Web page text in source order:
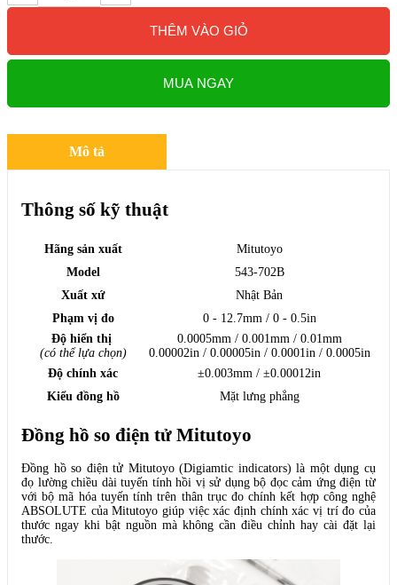
THÊM VÀO GIỎ
MUA NGAY
Mô tả
Thông số kỹ thuật
Hãng sản xuất
Mitutoyo
Model
543-702B
Xuất xứ
Nhật Bản
Phạm vị đo
0 - 12.7mm / 0 - 0.5in
Độ hiển thị
(có thể lựa chọn)
0.0005mm / 0.001mm / 0.01mm
0.00002in / 0.00005in / 0.0001in / 0.0005in
Độ chính xác
±0.003mm / ±0.00012in
Kiểu đồng hồ
Mặt lưng phẳng
Đồng hồ so điện tử Mitutoyo
Đồng hồ so điện tử Mitutoyo (Digiamtic indicators) là một dụng cụ
đọ lường chiều dài tuyến tính hồi vị sử dụng bộ đọc cảm ứng điện từ
với bộ mã hóa tuyến tính trên thân trục đo chính kết hợp công nghệ
ABSOLUTE của Mitutoyo giúp việc xác định chính xác vị trí đo của
thước ngay khi bật nguồn mà không cần điều chỉnh hay cài đặt lại
thước.